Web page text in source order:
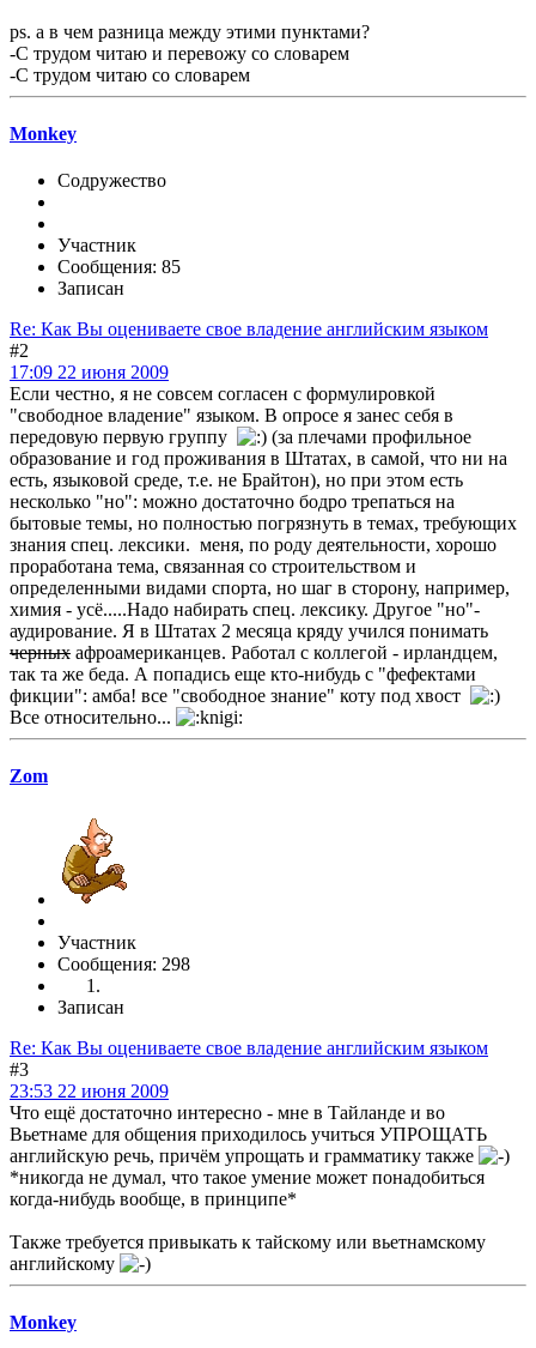
ps. а в чем разница между этими пунктами?
-С трудом читаю и перевожу со словарем
-С трудом читаю со словарем
Monkey
Содружество
Участник
Сообщения: 85
Записан
Re: Как Вы оцениваете свое владение английским языком
#2
17:09 22 июня 2009
Если честно, я не совсем согласен с формулировкой
"свободное владение" языком. В опросе я занес себя в
передовую первую группу
(за плечами профильное
образование и год проживания в Штатах, в самой, что ни на
есть, языковой среде, т.е. не Брайтон), но при этом есть
несколько "но": можно достаточно бодро трепаться на
бытовые темы, но полностью погрязнуть в темах, требующих
знания спец. лексики. меня, по роду деятельности, хорошо
проработана тема, связанная со строительством и
определенными видами спорта, но шаг в сторону, например,
химия - усё.....Надо набирать спец. лексику. Другое "но"-
аудирование. Я в Штатах 2 месяца кряду учился понимать
черных афроамериканцев. Работал с коллегой - ирландцем,
так та же беда. А попадись еще кто-нибудь с "фефектами
фикции": амба! все "свободное знание" коту под хвост
Все относительно...
Zom
Участник
Сообщения: 298
Записан
Re: Как Вы оцениваете свое владение английским языком
#3
23:53 22 июня 2009
Что ещё достаточно интересно - мне в Тайланде и во
Вьетнаме для общения приходилось учиться УПРОЩАТЬ
английскую речь, причём упрощать и грамматику также
*никогда не думал, что такое умение может понадобиться
когда-нибудь вообще, в принципе*
Также требуется привыкать к тайскому или вьетнамскому
английскому
Monkey